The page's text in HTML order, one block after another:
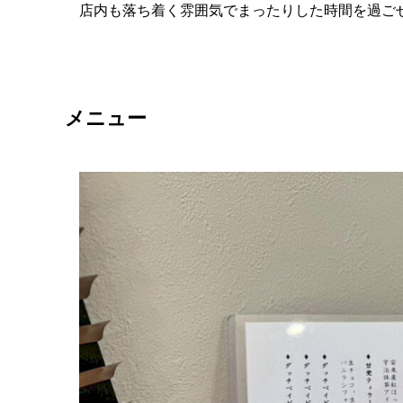
店内も落ち着く雰囲気でまったりした時間を過ご
メニュー